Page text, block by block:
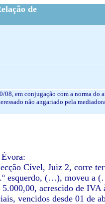
de
em conjugação com a norma do
não angariado pela
Cível, Juiz 2, corre
(…), moveu a
acrescido de
vencidos desde 01 de